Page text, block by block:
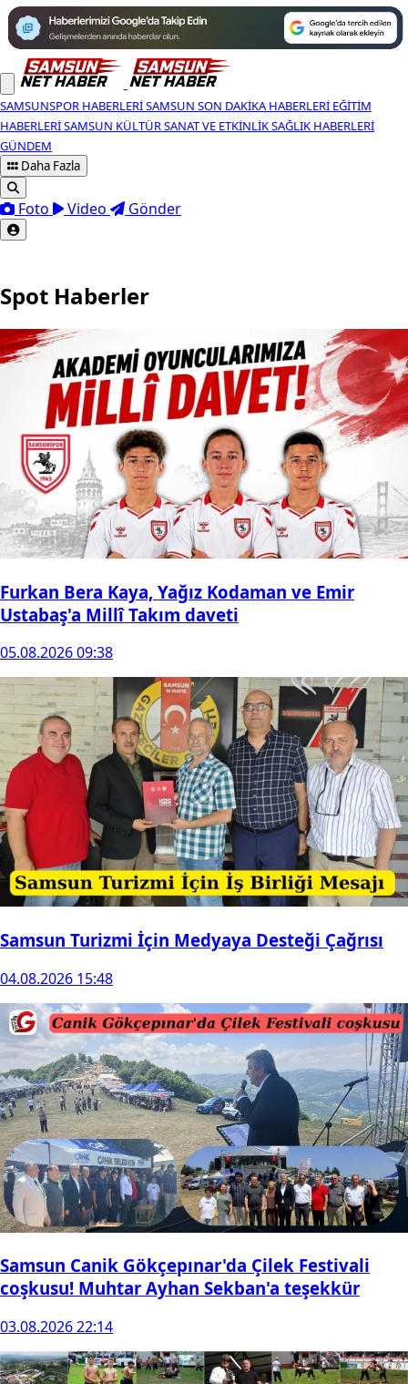
SAMSUNSPOR HABERLERISAMSUN SON DAKIKA HABERLERI EĞITIM
HABERLERISAMSUN KÜLTÜR SANAT VE ETKINLIKSAĞLIK HABERLERI
GÜNDEM
Daha Fazla
Foto Video Gönder
Spot Haberler
Furkan Bera Kaya, Yağız Kodaman ve Emir
Ustabaş'a Millî Takım daveti
05.08.2026 09:38
Samsun Turizmi İçin Medyaya Desteği Çağrısı
04.08.2026 15:48
Samsun Canik Gökçepınar'da Çilek Festivali
coşkusu! Muhtar Ayhan Sekban'a teşekkür
03.08.2026 22:14